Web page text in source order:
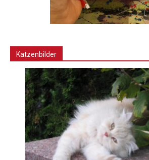
Katzenbilder